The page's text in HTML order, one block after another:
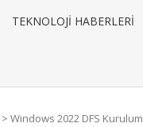
TEKNOLOJI HABERLERI
> Windows 2022 DFS Kurulum